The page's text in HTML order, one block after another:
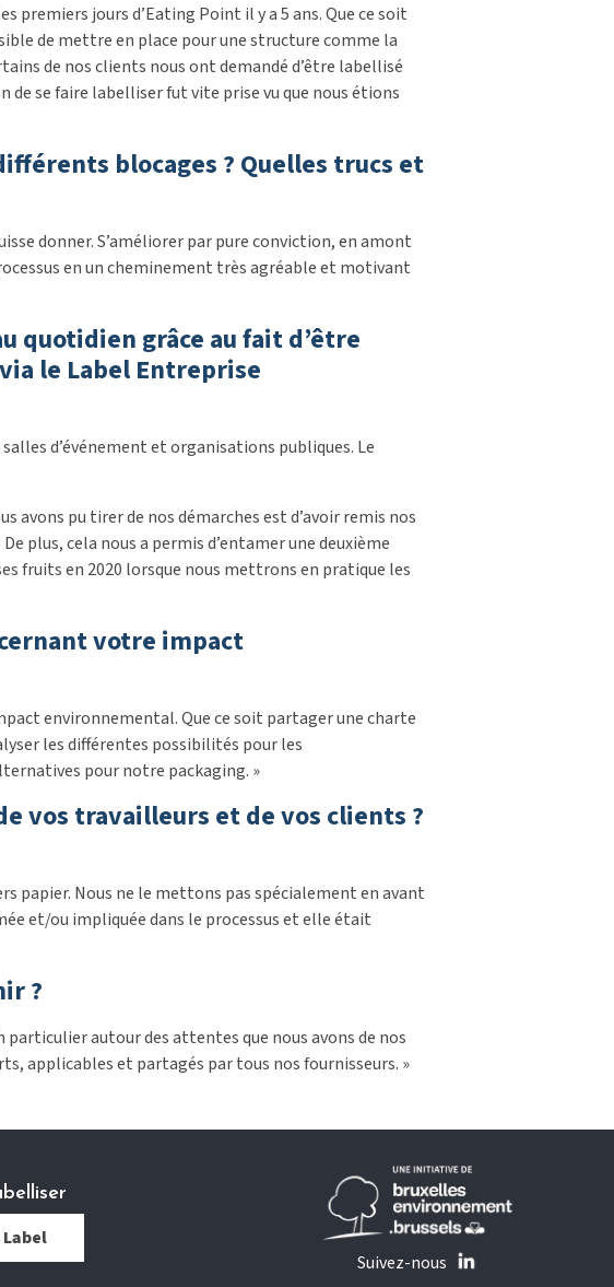
premiers jours d’Eating Point il y a 5 ans. Que ce soit
de mettre en place pour une structure comme la
de nos clients nous ont demandé d’être labellisé
se faire labelliser fut vite prise vu que nous étions
blocages ? Quelles trucs et
donner. S’améliorer par pure conviction, en amont
en un cheminement très agréable et motivant
quotidien grâce au fait d’être
le Label Entreprise
d’événement et organisations publiques. Le
pu tirer de nos démarches est d’avoir remis nos
plus, cela nous a permis d’entamer une deuxième
fruits en 2020 lorsque nous mettrons en pratique les
votre impact
environnemental. Que ce soit partager une charte
les différentes possibilités pour les
pour notre packaging. »
vos travailleurs et de vos clients ?
papier. Nous ne le mettons pas spécialement en avant
et/ou impliquée dans le processus et elle était
?
autour des attentes que nous avons de nos
applicables et partagés par tous nos fournisseurs. »
Suivez-nous